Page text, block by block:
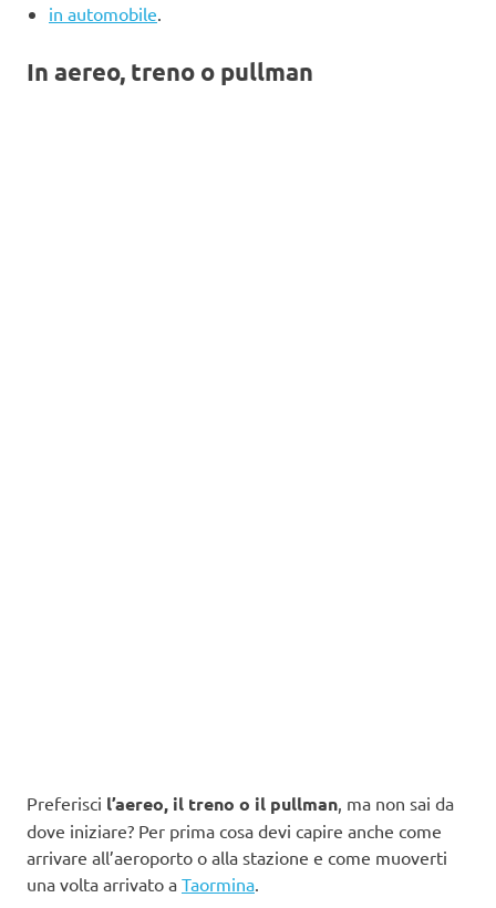
in automobile
In aereo, treno o pullman
Preferisci l’aereo, il treno o il pullman, ma non sai da
dove iniziare? Per prima cosa devi capire anche come
arrivare all’aeroporto o alla stazione e come muoverti
una volta arrivato a Taormina.